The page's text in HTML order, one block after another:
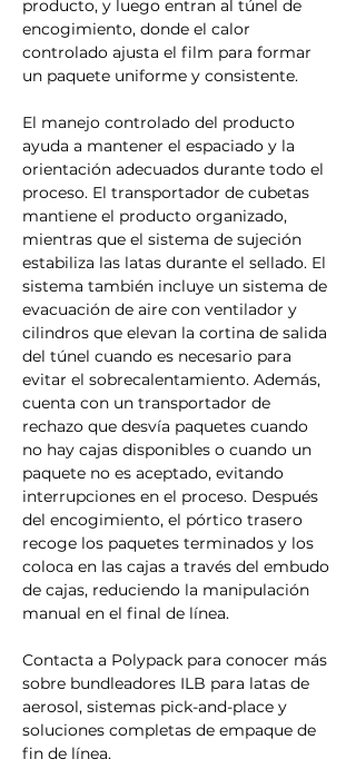
producto, y luego entran al túnel de
encogimiento, donde el calor
controlado ajusta el film para formar
un paquete uniforme y consistente.
El manejo controlado del producto
ayuda a mantener el espaciado y la
orientación adecuados durante todo el
proceso. El transportador de cubetas
mantiene el producto organizado,
mientras que el sistema de sujeción
estabiliza las latas durante el sellado. El
sistema también incluye un sistema de
evacuación de aire con ventilador y
cilindros que elevan la cortina de salida
del túnel cuando es necesario para
evitar el sobrecalentamiento. Además,
cuenta con un transportador de
rechazo que desvía paquetes cuando
no hay cajas disponibles o cuando un
paquete no es aceptado, evitando
interrupciones en el proceso. Después
del encogimiento, el pórtico trasero
recoge los paquetes terminados y los
coloca en las cajas a través del embudo
de cajas, reduciendo la manipulación
manual en el final de línea.
Contacta a Polypack para conocer más
sobre bundleadores ILB para latas de
aerosol, sistemas pick-and-place y
soluciones completas de empaque de
fin de línea.